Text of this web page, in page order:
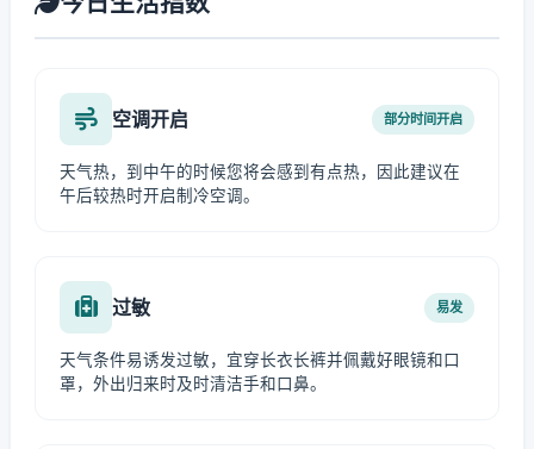
空调开启 部分时间开启
天气热，到中午的时候您将会感到有点热，因此建议在
午后较热时开启制冷空调。
过敏 易发
天气条件易诱发过敏，宜穿长衣长裤并佩戴好眼镜和口
罩，外出归来时及时清洁手和口鼻。